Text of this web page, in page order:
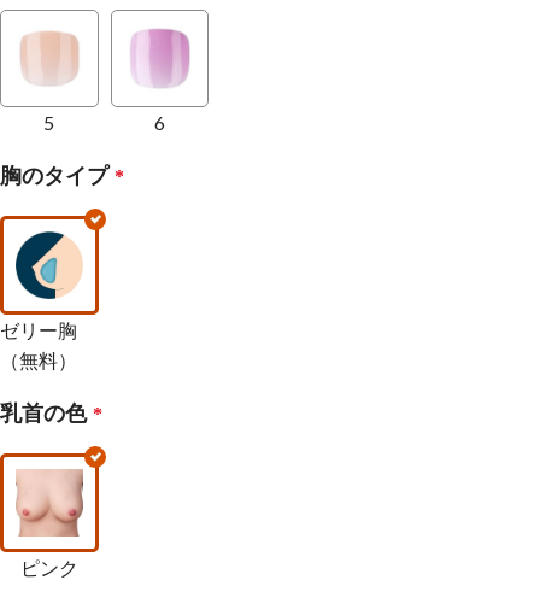
5 6
胸のタイプ *
ゼリー胸
（無料）
乳首の色 *
ピンク